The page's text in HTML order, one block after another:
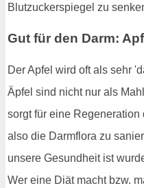
Blutzuckerspiegel zu
Gut für den Darm:
Der Apfel wird oft als sehr
Äpfel sind nicht nur als
sorgt für eine
also die Darmflora zu
unsere Gesundheit ist
Wer eine Diät macht bzw.